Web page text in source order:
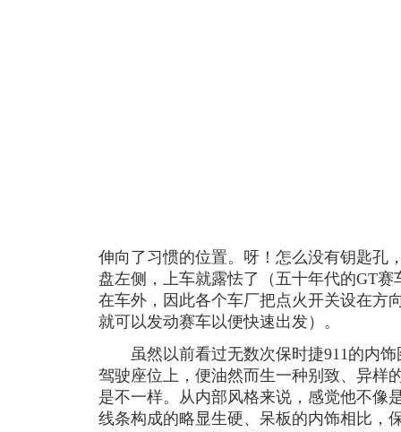
伸向了习惯的位置。呀！怎么没有钥匙孔
盘左侧，上车就露怯了（五十年代的GT
在车外，因此各个车厂把点火开关设在方
就可以发动赛车以便快速出发）。
虽然以前看过无数次保时捷911的内饰
驾驶座位上，便油然而生一种别致、异样
是不一样。从内部风格来说，感觉他不像
线条构成的略显生硬、呆板的内饰相比，